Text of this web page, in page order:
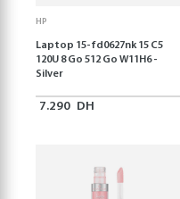
HP
Laptop 15-fd0627nk 15 C5
120U 8 Go 512 Go W11H6 -
Silver
7.290 DH